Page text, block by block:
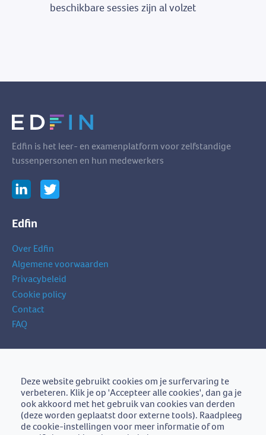
beschikbare sessies zijn al volzet
Edfin is het leer- en examenplatform voor zelfstandige
tussenpersonen en hun medewerkers
Edfin
Over Edfin
Algemene voorwaarden
Privacybeleid
Cookie policy
Contact
FAQ
Schrijf je in op onze nieuwsbrief
mailadres
Schrijf je in
Deze website gebruikt cookies om je surfervaring te
verbeteren. Klik je op 'Accepteer alle cookies', dan ga je
ook akkoord met het gebruik van cookies van derden
(deze worden geplaatst door externe tools). Raadpleeg
de cookie-instellingen voor meer informatie of om